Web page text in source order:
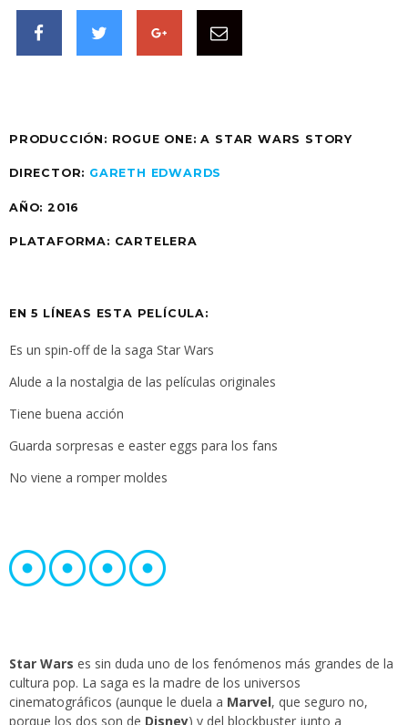
PRODUCCIÓN: ROGUE ONE: A STAR WARS STORY
DIRECTOR: GARETH EDWARDS
AÑO: 2016
PLATAFORMA: CARTELERA
EN 5 LÍNEAS ESTA PELÍCULA:
Es un spin-off de la saga Star Wars
Alude a la nostalgia de las películas originales
Tiene buena acción
Guarda sorpresas e easter eggs para los fans
No viene a romper moldes
Star Wars es sin duda uno de los fenómenos más grandes de la
cultura pop. La saga es la madre de los universos
cinematográficos (aunque le duela a Marvel, que seguro no,
porque los dos son de Disney) y del blockbuster junto a